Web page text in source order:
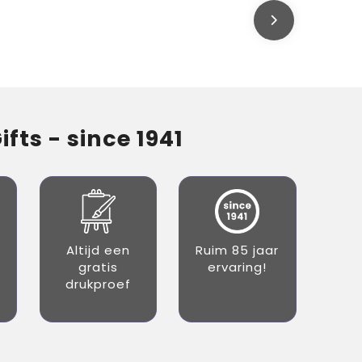
- since 1941
Altijd een
gratis
drukproef
Ruim 85 jaar
ervaring!